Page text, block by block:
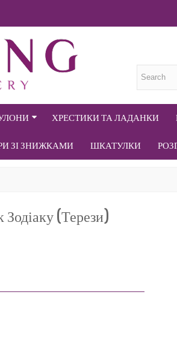
ХРЕСТИКИ ТА ЛАДАНКИ
ЗІ ЗНИЖКАМИ ШКАТУЛКИ
Зодіаку (Терези)